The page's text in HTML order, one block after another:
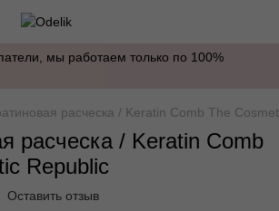
мы работаем только по 100%
расческа / Keratin Comb The
расческа / Keratin Comb
Republic
Оставить отзыв